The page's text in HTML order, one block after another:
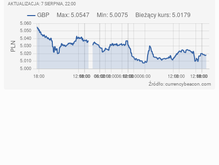
AKTUALIZACJA: 7 SIERPNIA, 22:00
Źródło: currencybeacon.com